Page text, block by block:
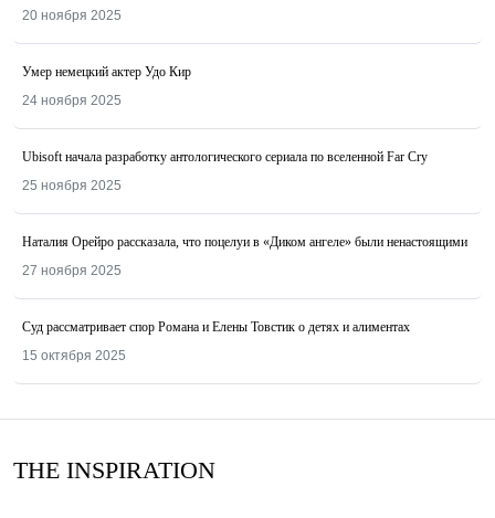
20 ноября 2025
Умер немецкий актер Удо Кир
24 ноября 2025
Ubisoft начала разработку антологического сериала по вселенной Far Cry
25 ноября 2025
Наталия Орейро рассказала, что поцелуи в «Диком ангеле» были ненастоящими
27 ноября 2025
Суд рассматривает спор Романа и Елены Товстик о детях и алиментах
15 октября 2025
THE INSPIRATION